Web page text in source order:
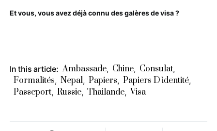
Et vous, vous avez déjà connu des galères de visa ?
In this article: Ambassade, Chine, Consulat,
Formalités, Nepal, Papiers, Papiers D'identité,
Passeport, Russie, Thailande, Visa